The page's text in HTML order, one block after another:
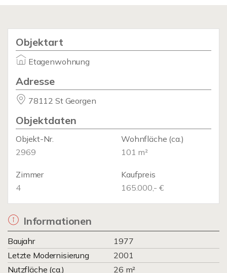
Objektart
Etagenwohnung
Adresse
78112 St Georgen
Objektdaten
Objekt-Nr.
2969
Wohnfläche (ca.)
101 m²
Zimmer
4
Kaufpreis
165.000,- €
Informationen
Baujahr
1977
Letzte Modernisierung
2001
Nutzfläche (ca.)
26 m²